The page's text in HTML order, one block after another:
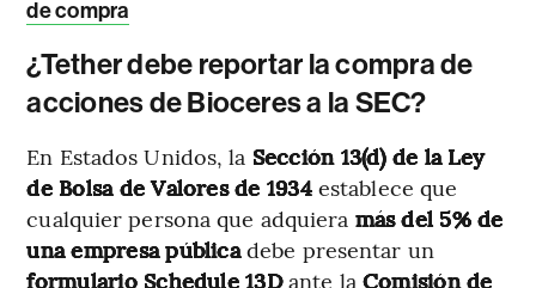
de compra
¿Tether debe reportar la compra de
acciones de Bioceres a la SEC?
En Estados Unidos, la Sección 13(d) de la Ley
de Bolsa de Valores de 1934establece que
cualquier persona que adquiera más del 5% de
una empresa públicadebe presentar un
formulario Schedule 13Dante la Comisión de